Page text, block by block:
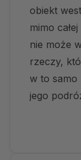
obiekt
mimo
nie może
rzeczy,
w to samo
jego